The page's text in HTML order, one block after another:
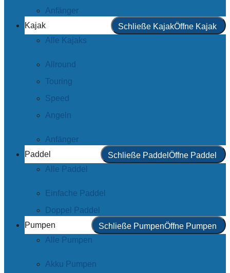
Anfänger
Kajak
Schließe KajakÖffne Kajak
Alle Kajaks
Allround
Touring
Speed
Angeln
Anfänger
Paddel
Schließe Paddel Öffne Paddel
Alle Paddel
Einfache Paddel
Doppel Paddel
Pumpen
Schließe PumpenÖffne Pumpen
Alle Pumpen
Akku Pumpen